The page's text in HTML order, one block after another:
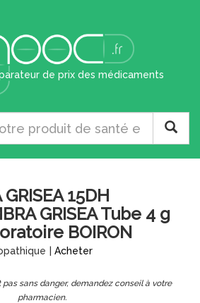
de prix des médicaments
15DH
GRISEA Tube 4 g
BOIRON
Acheter
sans danger, demandez conseil à votre
pharmacien.